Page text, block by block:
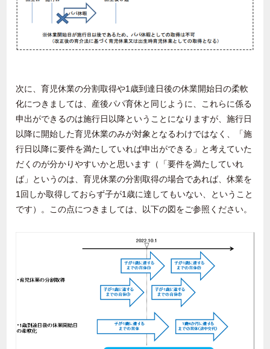
次に、育児休業の分割取得や1 歳到達日後の休業開始日の柔軟
化につきましては、産後パパ育休と同じように、これらに係る
申出ができるのは施行日以降ということになりますが、施行日
以降に開始した育児休業のみが対象となるわけではなく、「施
行日以降に要件を満たしていれば申出ができる」と考えていた
だくのが分かりやすいかと思います（「要件を満たしていれ
ば」というのは、育児休業の分割取得の場合であれば、休業を
1 回しか取得しておらず子が1 歳に達してもいない、ということ
です）。この点につきましては、以下の図をご参照ください。